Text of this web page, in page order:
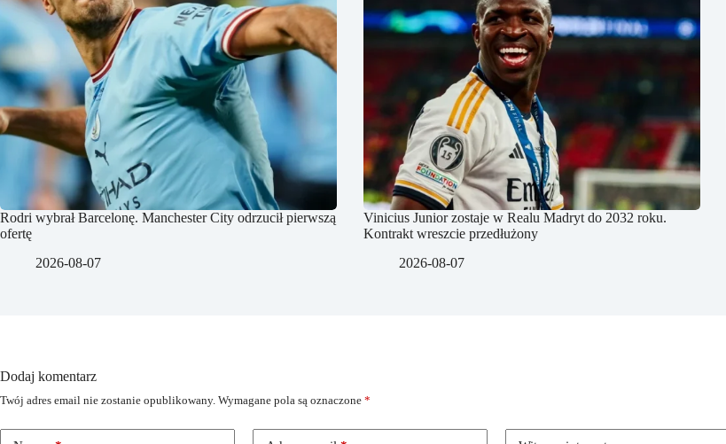
Rodri wybrał Barcelonę. Manchester City odrzucił pierwszą
ofertę
2026-08-07
Vinicius Junior zostaje w Realu Madryt do 2032 roku.
Kontrakt wreszcie przedłużony
2026-08-07
Dodaj komentarz
Twój adres email nie zostanie opublikowany. Wymagane pola są oznaczone *